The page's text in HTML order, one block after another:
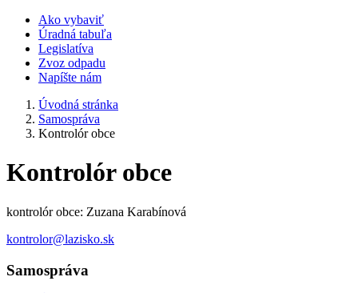
Ako vybaviť
Úradná tabuľa
Legislatíva
Zvoz odpadu
Napíšte nám
Úvodná stránka
Samospráva
Kontrolór obce
Kontrolór obce
kontrolór obce: Zuzana Karabínová
kontrolor@lazisko.sk
Samospráva